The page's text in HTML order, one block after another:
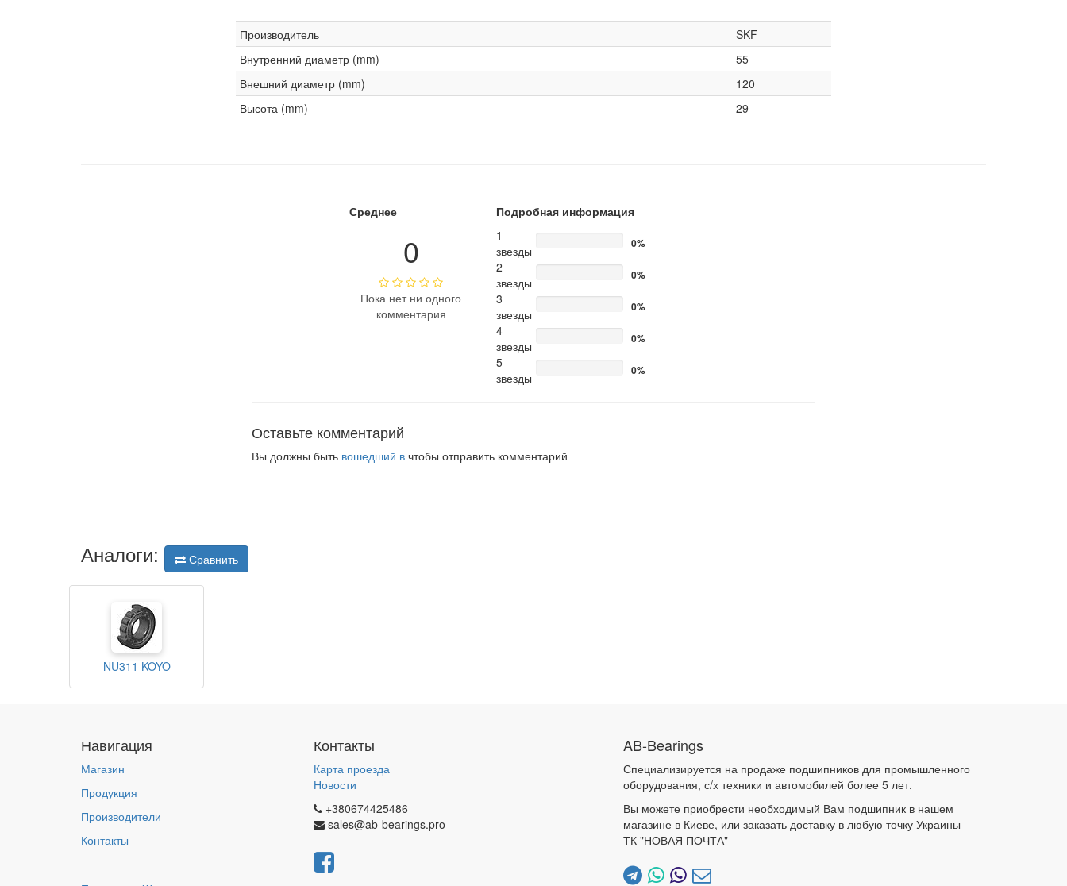
Производитель
SKF
Внутренний диаметр (mm)
55
Внешний диаметр (mm)
120
Высота (mm)
29
Среднее
0
Пока нет ни одного
комментария
Подробная информация
1
звезды
0%
2
звезды
0%
3
звезды
0%
4
звезды
0%
5
звезды
0%
Оставьте комментарий
Вы должны быть вошедший в чтобы отправить комментарий
Аналоги: Сравнить
NU311 KOYO
Навигация
Магазин
Продукция
Производители
Контакты
Контакты
Карта проезда
Новости
+380674425486
sales@ab-bearings.pro
AB-Bearings
Специализируется на продаже подшипников для промышленного
оборудования, с/х техники и автомобилей более 5 лет.
Вы можете приобрести необходимый Вам подшипник в нашем
магазине в Киеве, или заказать доставку в любую точку Украины
ТК "НОВАЯ ПОЧТА"